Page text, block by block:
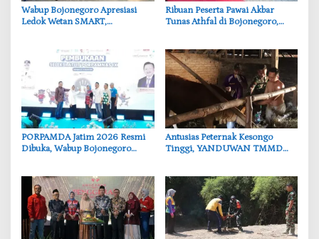
‎Wabup Bojonegoro Apresiasi
Ledok Wetan SMART,
‎Ribuan Peserta Pawai Akbar
Tunas Athfal di Bojonegoro,
‎PORPAMDA Jatim 2026 Resmi
Dibuka, Wabup Bojonegoro
‎Antusias Peternak Kesongo
Tinggi, YANDUWAN TMMD